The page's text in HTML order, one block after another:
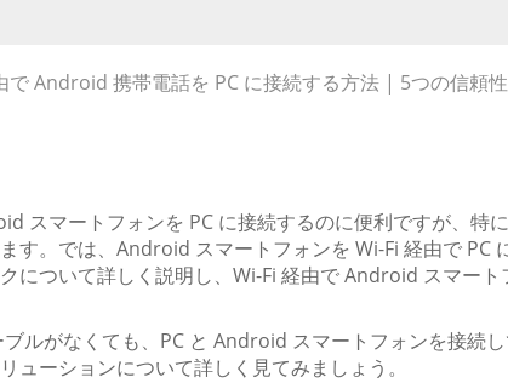
で Android 携帯電話を PC に接続する方法 | 5つの信頼
スマートフォンを PC に接続するのに便利ですが、特
す。では、Android スマートフォンを Wi-Fi 経由で PC
について詳しく説明し、Wi-Fi 経由で Android スマー
ルがなくても、PC と Android スマートフォンを接続
ューションについて詳しく見てみましょう。